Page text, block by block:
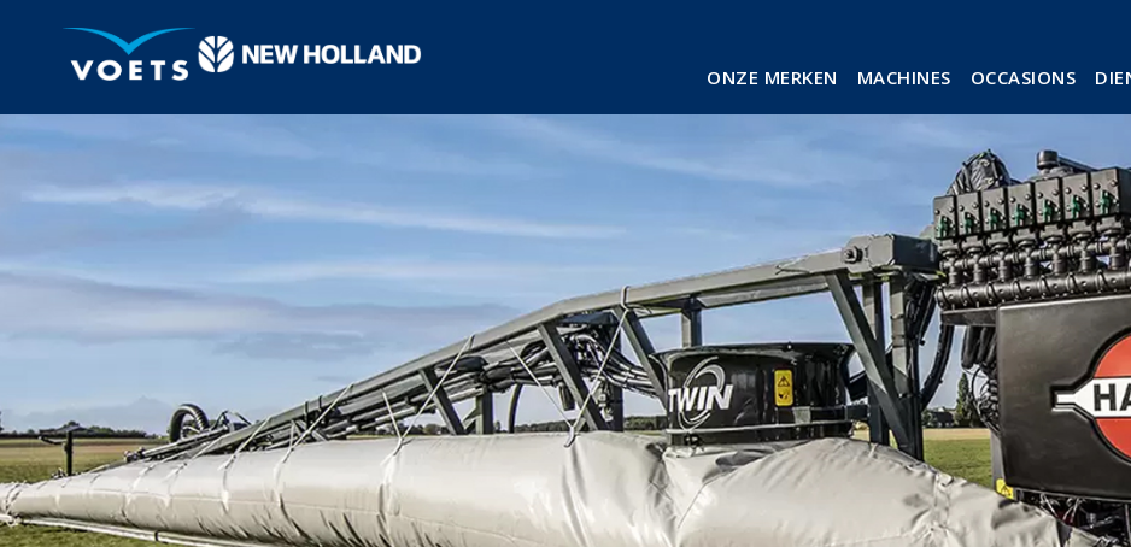
ONZE MERKEN MACHINES OCCASIONS